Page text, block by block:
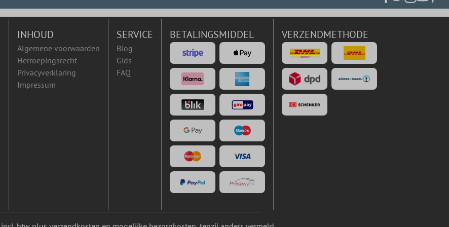
INHOUD
Algemene voorwaarden
Herroepingsrecht
Privacyverklaring
Impressum
SERVICE
Blog
Gids
FAQ
BETALINGSMIDDEL VERZENDMETHODE